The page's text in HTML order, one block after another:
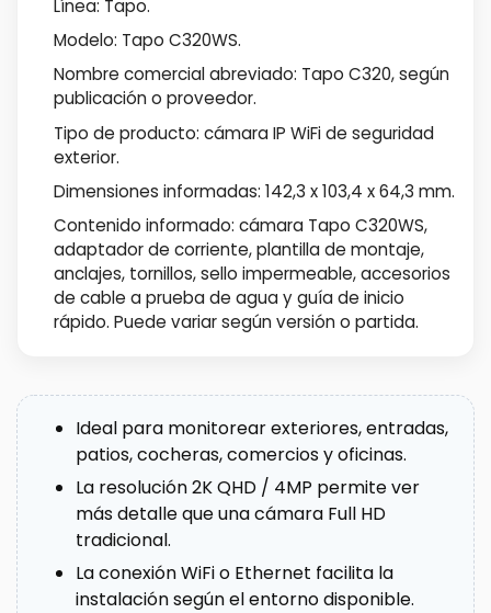
Línea: Tapo.
Modelo: Tapo C320WS.
Nombre comercial abreviado: Tapo C320, según
publicación o proveedor.
Tipo de producto: cámara IP WiFi de seguridad
exterior.
Dimensiones informadas: 142,3 x 103,4 x 64,3 mm.
Contenido informado: cámara Tapo C320WS,
adaptador de corriente, plantilla de montaje,
anclajes, tornillos, sello impermeable, accesorios
de cable a prueba de agua y guía de inicio
rápido. Puede variar según versión o partida.
Ideal para monitorear exteriores, entradas,
patios, cocheras, comercios y oficinas.
La resolución 2K QHD / 4MP permite ver
más detalle que una cámara Full HD
tradicional.
La conexión WiFi o Ethernet facilita la
instalación según el entorno disponible.